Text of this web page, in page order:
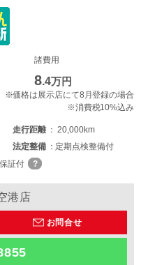
諸費用
8.4万円
※価格は展示店にて8月登録の場合
※消費税10%込み
走行距離
20,000km
法定整備
定期点検整備付
証付
港店
お問合せ